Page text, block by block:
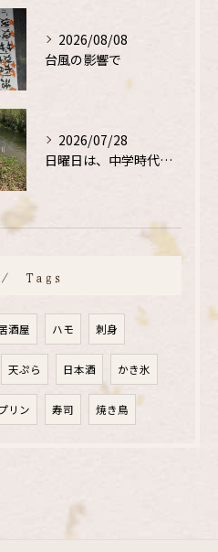
2026/08/08
台風の影響で
2026/07/28
日曜日は、中学時代の、同級生と鮎釣り
Tags
酒屋 ハモ 刺身
天ぷら 日本酒 かき氷
リン 寿司 焼き鳥